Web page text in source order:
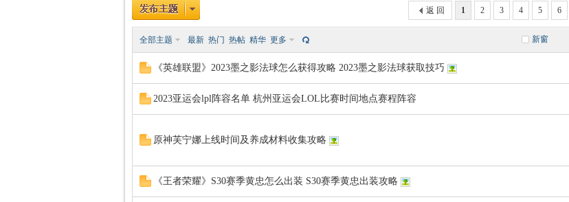
» › 1 2 3 4 5 6
返 回
新窗
全部主题 最新 热门 热帖 精华 更多
《英雄联盟》2023墨之影法球怎么获得攻略 2023墨之影法球获取技巧
2023亚运会lpl阵容名单 杭州亚运会LOL比赛时间地点赛程阵容
原神芙宁娜上线时间及养成材料收集攻略
《王者荣耀》S30赛季黄忠怎么出装 S30赛季黄忠出装攻略